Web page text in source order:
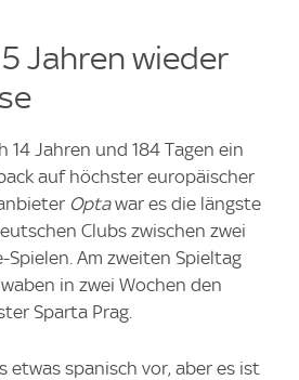
Jahren wieder
14 Jahren und 184 Tagen ein
auf höchster europäischer
Optawar es die längste
Clubs zwischen zwei
Spielen. Am zweiten Spieltag
in zwei Wochen den
Sparta Prag.
etwas spanisch vor, aber es ist